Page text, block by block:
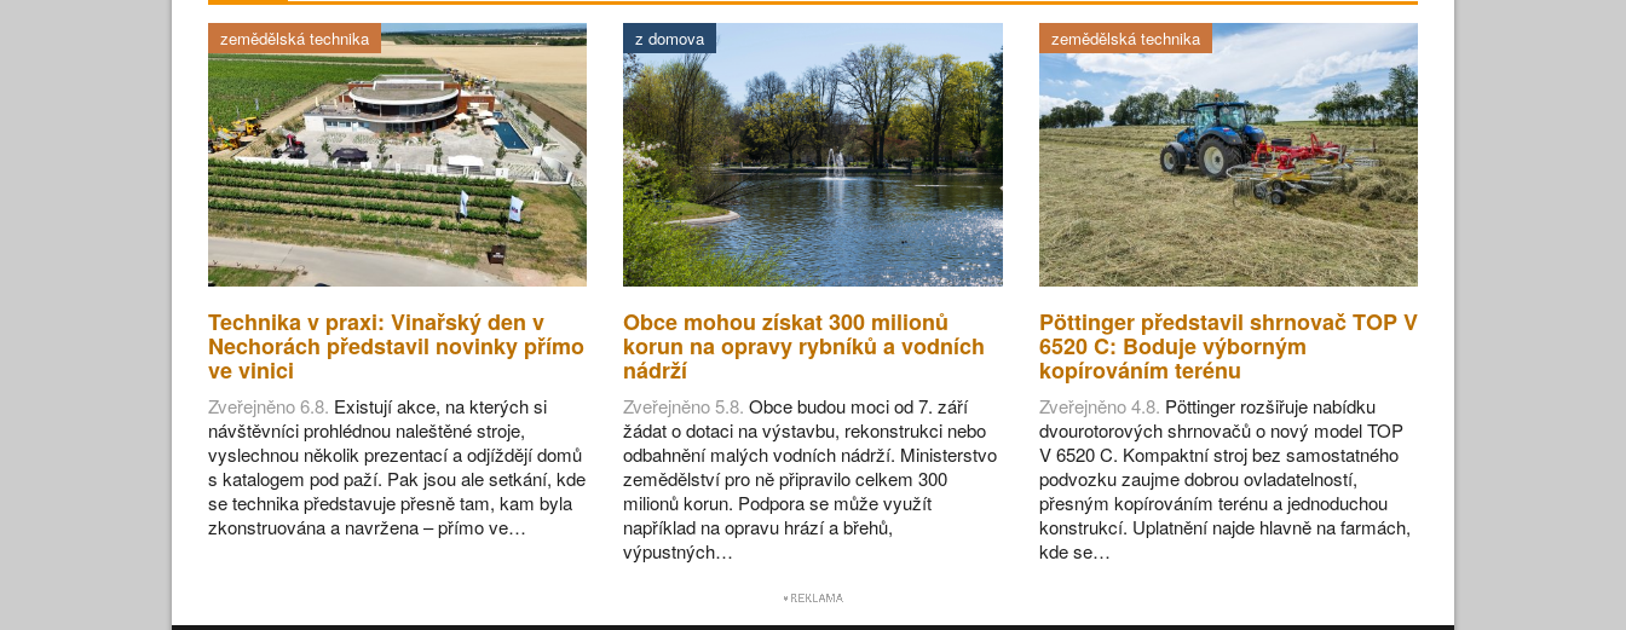
zemědělská technika
Technika v praxi: Vinařský den v
Nechorách představil novinky přímo
ve vinici
Zveřejněno 6.8. Existují akce, na kterých si
návštěvníci prohlédnou naleštěné stroje,
vyslechnou několik prezentací a odjíždějí domů
s katalogem pod paží. Pak jsou ale setkání, kde
se technika představuje přesně tam, kam byla
zkonstruována a navržena – přímo ve…
z domova
Obce mohou získat 300 milionů
korun na opravy rybníků a vodních
nádrží
Zveřejněno 5.8. Obce budou moci od 7. září
žádat o dotaci na výstavbu, rekonstrukci nebo
odbahnění malých vodních nádrží. Ministerstvo
zemědělství pro ně připravilo celkem 300
milionů korun. Podpora se může využít
například na opravu hrází a břehů,
výpustných…
zemědělská technika
Pöttinger představil shrnovač TOP V
6520 C: Boduje výborným
kopírováním terénu
Zveřejněno 4.8. Pöttinger rozšiřuje nabídku
dvourotorových shrnovačů o nový model TOP
V 6520 C. Kompaktní stroj bez samostatného
podvozku zaujme dobrou ovladatelností,
přesným kopírováním terénu a jednoduchou
konstrukcí. Uplatnění najde hlavně na farmách,
kde se…